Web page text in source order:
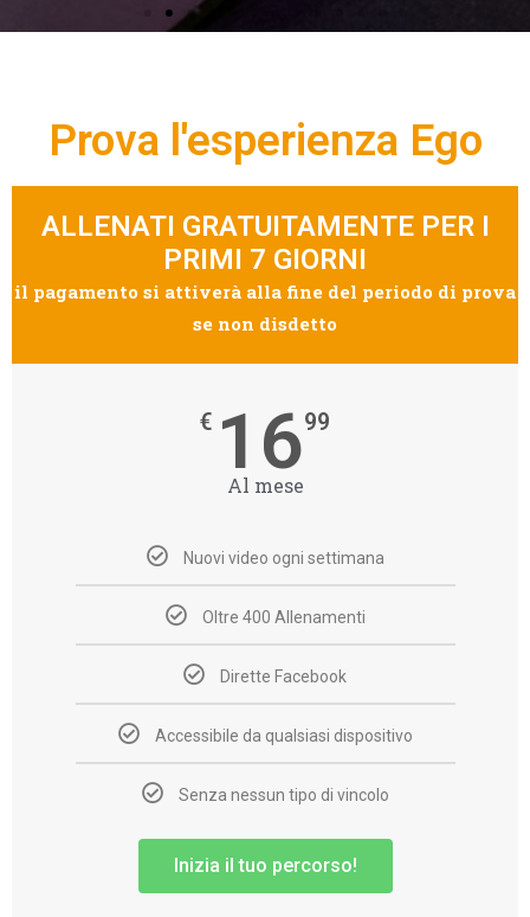
Prova l'esperienza Ego
ALLENATI GRATUITAMENTE PER I
PRIMI 7 GIORNI
il pagamento si attiverà alla fine del periodo di prova
se non disdetto
1699
Al mese
Nuovi video ogni settimana
Oltre 400 Allenamenti
Dirette Facebook
Accessibile da qualsiasi dispositivo
Senza nessun tipo di vincolo
Inizia il tuo percorso!